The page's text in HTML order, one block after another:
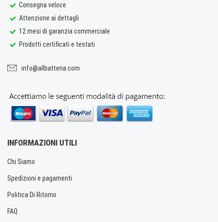
Consegna veloce
Attenzione ai dettagli
12 mesi di garanzia commerciale
Prodotti certificati e testati
info@allbatteria.com
INFORMAZIONI UTILI
Chi Siamo
Spedizioni e pagamenti
Politica Di Ritorno
FAQ